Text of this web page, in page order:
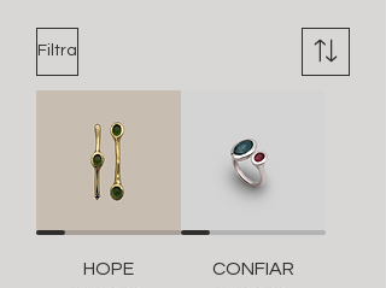
Filtra
HOPE
CONFIAR